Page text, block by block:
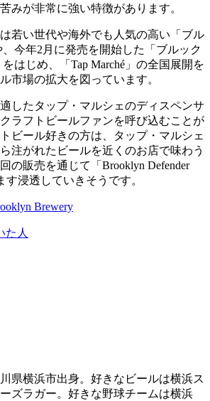
みが非常に強い特徴があります。
若い世代や海外でも人気の高い「ブル
今年2月に発売を開始した「ブルック
はじめ、「Tap Marché」の全国展開を
市場の拡大を図っています。
したタップ・マルシェのディスペンサ
ラフトビールファンを呼び込むことが
ビール好きの方は、タップ・マルシェ
注がれたビールを近くのお店で味わう
の販売を通じて「Brooklyn Defender
浸透していきそうです。
Brewery
た人
県横浜市出身。好きなビールは横浜ス
ズラガー。好きな野球チームは横浜